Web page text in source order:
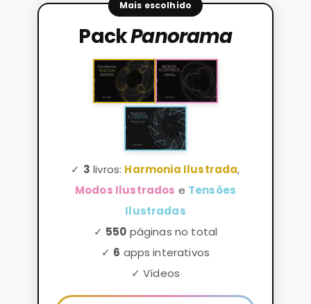
Mais escolhido
PackPanorama
✓ 3 livros: Harmonia Ilustrada,
Modos Ilustrados e Tensões
Ilustradas
✓ 550 páginas no total
✓ 6 apps interativos
✓ Vídeos